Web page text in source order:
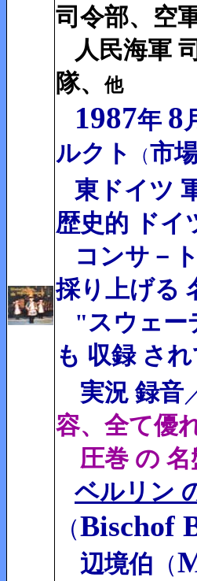
司令部、空
人民海軍
隊、他
1987年 8
ルクト
（市
東ドイツ
歴史的 ドイ
コンサ－ト
採り上げる
"スウェ
も 収録 さ
実況 録音
容、全て優
圧巻 の 名
ベルリン
（Bischof
辺境伯 （